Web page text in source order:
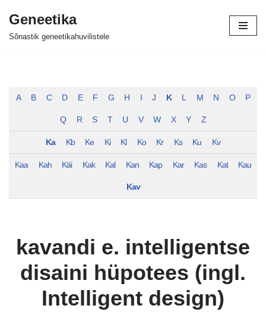
Skip
Geneetika
Sõnastik geneetikahuvilistele
A B C D E F G H J K L M N O P
Q R S T U V W X Y Z
Ka Kb Ke Ki Kl Ko Kr Ks Ku Kv
Kaa Kah Käi Kak Kal Kan Kap Kar Kas Kat Kau
Kav
kavandi e. intelligentse
disaini hüpotees (ingl.
Intelligent design)